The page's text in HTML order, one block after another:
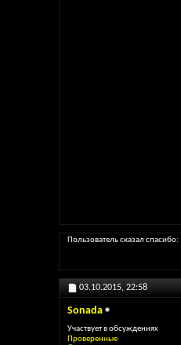
Пользователь сказал cпасибо:
03.10.2015, 22:58
Sonada
Участвует в обсуждениях
Проверенные